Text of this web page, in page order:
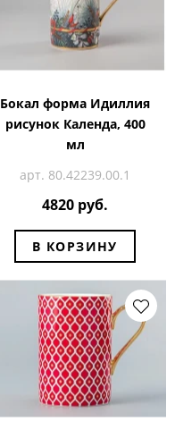
Бокал форма Идиллия
рисунок Календа, 400
мл
арт. 80.42239.00.1
4820 руб.
В КОРЗИНУ